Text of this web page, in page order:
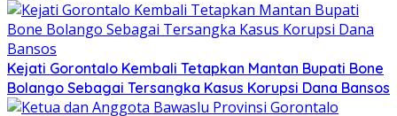
Kejati Gorontalo Kembali Tetapkan Mantan Bupati Bone
Bolango Sebagai Tersangka Kasus Korupsi Dana Bansos